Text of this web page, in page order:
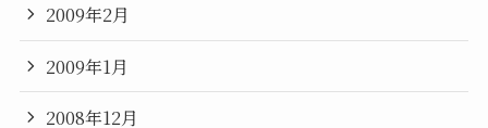
2009年2月
2009年1月
2008年12月